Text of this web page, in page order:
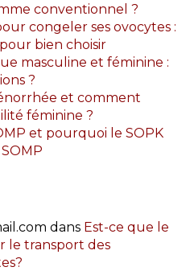
conventionnel ?
congeler ses ovocytes :
bien choisir
masculine et féminine :
?
et comment
féminine ?
et pourquoi le SOPK
dans Est-ce que le
le transport des